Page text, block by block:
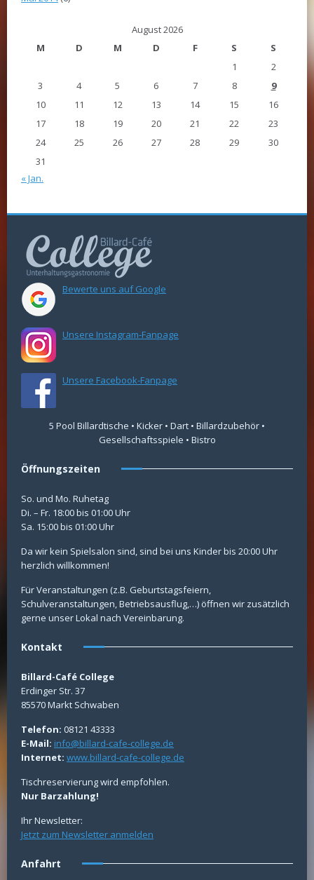
August 2026
M
D M D F S
S
1
2
3
4 5 6 7 8
9
10
11 12 13 14 15
16
17
18 19 20 21 22
23
24
25 26 27 28 29
30
31
« Jan.
Bewerte uns auf Google
Unsere Instagram-Fanpage
Unsere Facebook-Fanpage
5 Pool Billardtische • Kicker • Dart • Billardzubehör •
Gesellschaftsspiele • Bistro
Öffnungszeiten
So. und Mo. Ruhetag
Di. – Fr. 18:00 bis 01:00 Uhr
Sa. 15:00 bis 01:00 Uhr
Da wir kein Spielsalon sind, sind bei uns Kinder bis 20:00 Uhr
herzlich willkommen!
Für Veranstaltungen (z.B. Geburtstagsfeiern,
Schulveranstaltungen, Betriebsausflug,…) öffnen wir zusätzlich
gerne unser Lokal nach Vereinbarung.
Kontakt
Billard-Café College
Erdinger Str. 37
85570 Markt Schwaben
Telefon: 08121 43333
E-Mail: info@billard-cafe-college.de
Internet: www.billard-cafe-college.de
Tischreservierung wird empfohlen.
Nur Barzahlung!
Ihr Newsletter:
Jetzt zum Newsletter anmelden
Anfahrt